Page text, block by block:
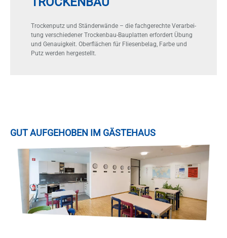
Tro­cken­putz und Stän­der­wän­de – die fach­ge­rech­te Ver­ar­bei­
tung ver­schie­de­ner Tro­cken­bau-Bau­plat­ten er­for­dert Übung
und Ge­nau­ig­keit. Ober­flä­chen für Flie­sen­be­lag, Far­be und
Putz wer­den her­ge­stellt.
GUT AUF­GE­HO­BEN IM GÄS­TE­HAUS